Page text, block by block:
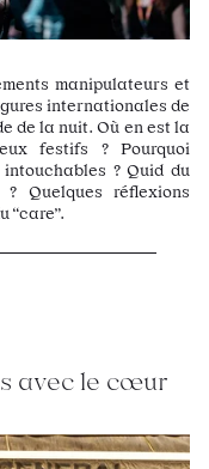
manipulateurs et
internationales de
de la nuit. Où en est la
festifs ? Pourquoi
? Quid du
Quelques réflexions
“care”.
avec le cœur